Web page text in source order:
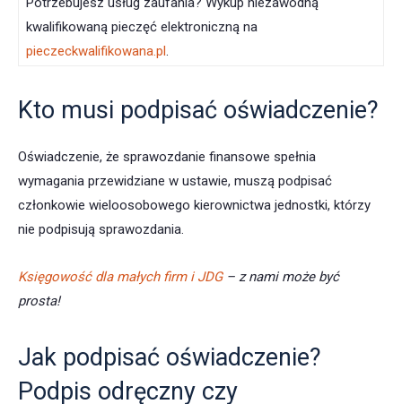
kwalifikowaną pieczęć elektroniczną na
pieczeckwalifikowana.pl .
Kto musi podpisać oświadczenie?
Oświadczenie, że sprawozdanie finansowe spełnia
wymagania przewidziane w ustawie, muszą podpisać
członkowie wieloosobowego kierownictwa jednostki, którzy
nie podpisują sprawozdania.
Księgowość dla małych firm i JDG– z nami może być
prosta!
Jak podpisać oświadczenie?
Podpis odręczny czy